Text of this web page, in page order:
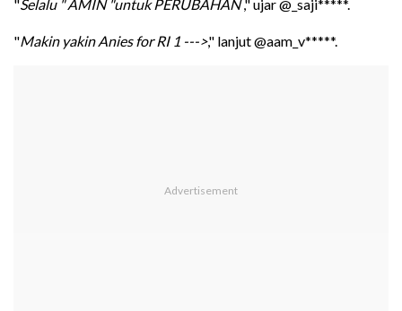
"Selalu " AMIN "untuk PERUBAHAN," ujar @_saji*****.
"Makin yakin Anies for RI 1 --->," lanjut @aam_v*****.